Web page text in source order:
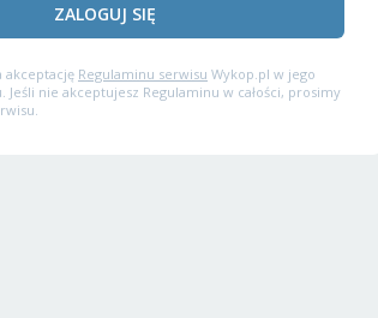
ZALOGUJ SIĘ
akceptację Regulaminu serwisu Wykop.pl w jego
nie akceptujesz Regulaminu w całości, prosimy